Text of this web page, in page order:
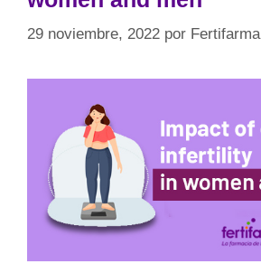
29 noviembre, 2022 por Fertifarma